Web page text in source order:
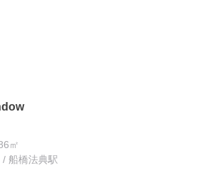
㎡
船橋法典駅